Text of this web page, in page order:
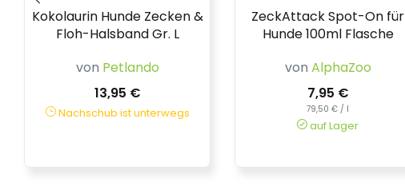
Kokolaurin Hunde Zecken &
Floh-Halsband Gr. L
von Petlando
13,95 €
Nachschub ist unterwegs
ZeckAttack Spot-On für
Hunde 100ml Flasche
von AlphaZoo
7,95 €
79,50 € / l
auf Lager